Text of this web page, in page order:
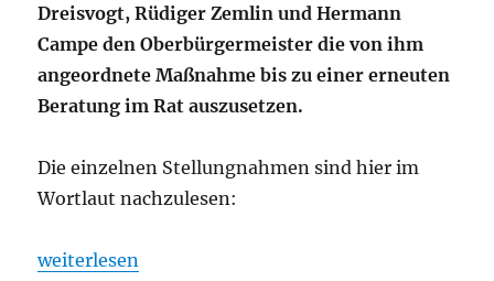
Dreisvogt, Rüdiger Zemlin und Hermann
Campe den Oberbürgermeister die von ihm
angeordnete Maßnahme bis zu einer erneuten
Beratung im Rat auszusetzen.
Die einzelnen Stellungnahmen sind hier im
Wortlaut nachzulesen:
„Vier Reaktionen zur Entscheidung des
weiterlesen